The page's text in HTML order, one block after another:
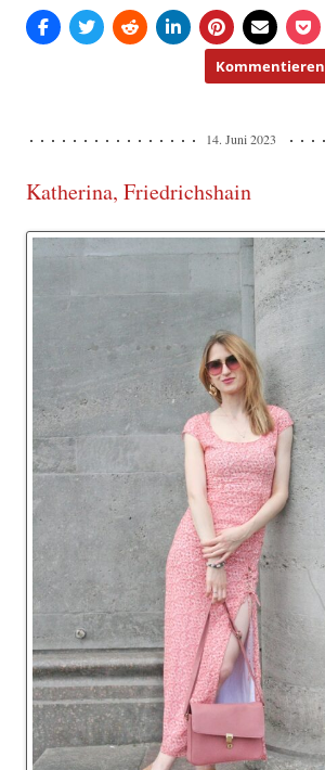
Kommentieren
14. Juni 2023
Katherina, Friedrichshain